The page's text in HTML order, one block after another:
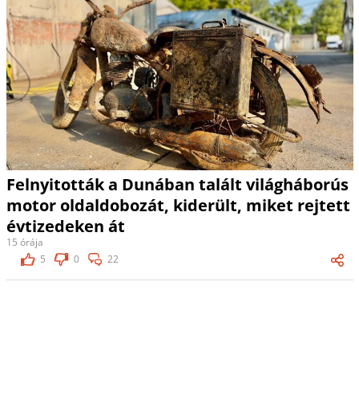
Felnyitották a Dunában talált világháborús
motor oldaldobozát, kiderült, miket rejtett
évtizedeken át
15 órája
5
0 22